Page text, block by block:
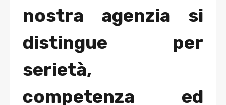
nostra agenzia si
distingue per
serietà,
competenza ed